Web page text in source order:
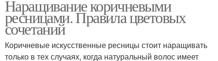
Наращивание коричневыми
ресницами. Правила цветовых
сочетаний
Коричневые искусственные ресницы стоит наращивать
только в тех случаях, когда натуральный волос имеет